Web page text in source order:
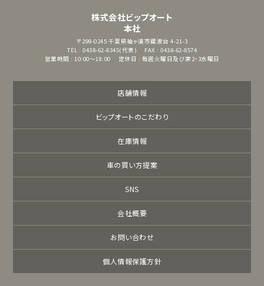
株式会社ビップオート
本社
〒299-0245 千葉県袖ヶ浦市蔵波台 4-21-3
TEL : 0438-62-8345(代表)
FAX : 0438-62-8574
営業時間 : 10:00～18:00
定休日 : 毎週火曜日及び第2・3水曜日
店舗情報
ビップオートのこだわり
在庫情報
車の買い方提案
SNS
会社概要
お問い合わせ
個人情報保護方針